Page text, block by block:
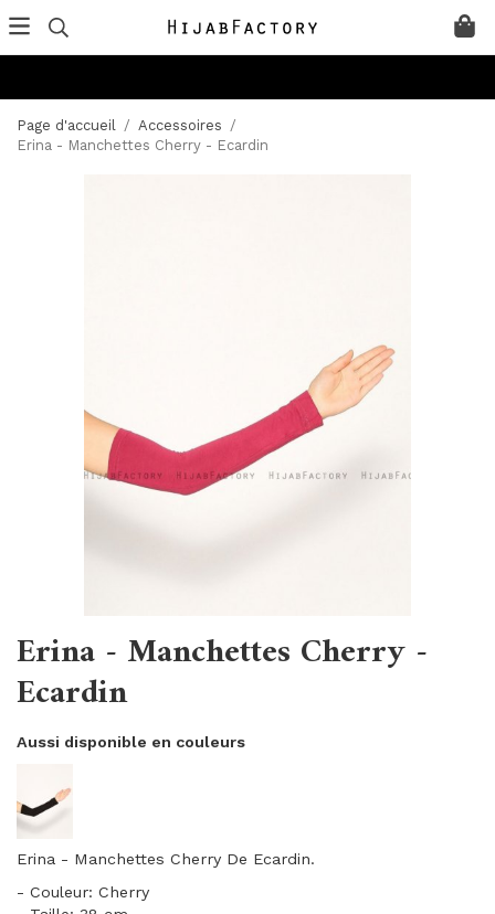
Page d'accueil / Accessoires /
Erina - Manchettes Cherry - Ecardin
Erina - Manchettes Cherry -
Ecardin
Aussi disponible en couleurs
Erina - Manchettes Cherry De Ecardin.
- Couleur: Cherry